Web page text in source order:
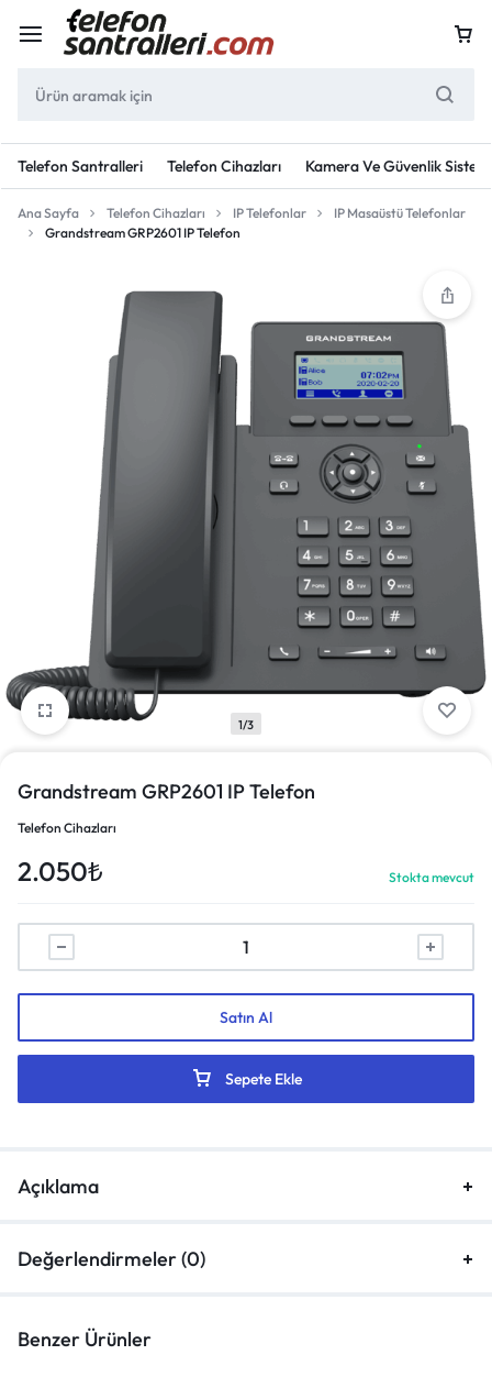
Telefon Santralleri Telefon Cihazları Kamera Ve Güvenlik
Ana Sayfa Telefon Cihazları IP Telefonlar
IP Masaüstü Telefonlar
Grandstream GRP2601 IP Telefon
1/3
Grandstream GRP2601 IP Telefon
Telefon Cihazları
2.050₺ Stokta mevcut
Sepete Ekle
Satın Al
Açıklama
Değerlendirmeler (0)
Benzer Ürünler